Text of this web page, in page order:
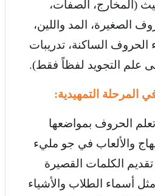
(المخارج، الصفات،
الصغيرة، المد واللين،
الحروف الساكنة، تدريبات
علم التجويد لفظاً فقط).
المرحلة التمهيدية:
الحروف بمواضعها
والألعاب في جو مليء
الكلمات القصيرة
أسماء الطلاب والأشياء